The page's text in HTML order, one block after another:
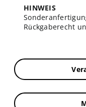
HINWEIS
Rückgaberecht